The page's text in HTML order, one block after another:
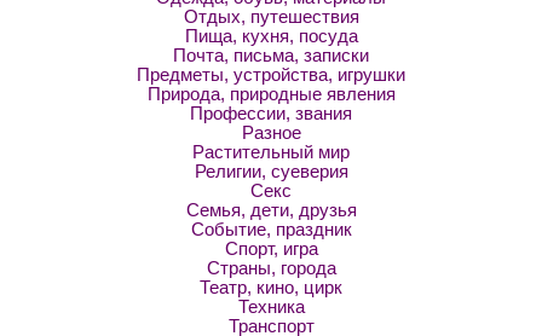
Отдых, путешествия
Пища, кухня, посуда
Почта, письма, записки
Предметы, устройства, игрушки
Природа, природные явления
Профессии, звания
Разное
Растительный мир
Религии, суеверия
Секс
Семья, дети, друзья
Событие, праздник
Спорт, игра
Страны, города
Театр, кино, цирк
Техника
Транспорт